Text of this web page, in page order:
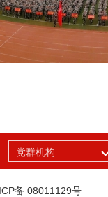
党群机构
备 08011129号